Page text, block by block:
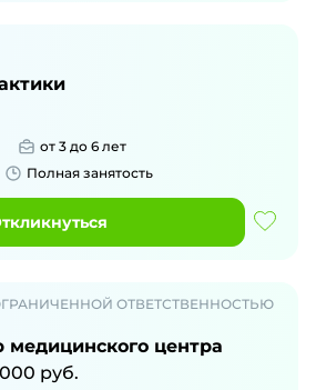
от 3 до 6 лет
Полная занятость
ОТВЕТСТВЕННОСТЬЮ
центра
руб.